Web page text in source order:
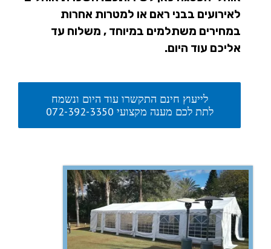
לאירועים בבני ראם או למטרות אחרות
במחירים משתלמים במיוחד , משלוח עד
אליכם עוד היום.
לייעוץ חינם התקשרו עוד היום ונשמח
לתת לכם מענה מקצועי 072-392-3350